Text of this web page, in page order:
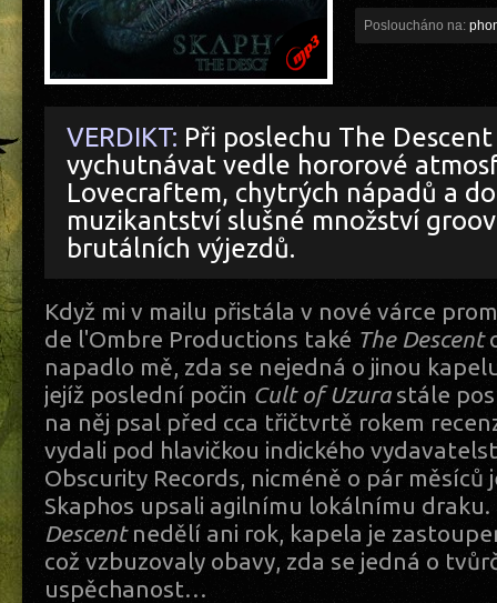
Posloucháno na:
VERDIKT: Při poslechu The
vychutnávat vedle hororové
Lovecraftem, chytrých nápadů a
muzikantství slušné množství
brutálních výjezdů.
Když mi v mailu přistála v nové várce
de l'Ombre Productions také The Descent
napadlo mě, zda se nejedná o jinou
jejíž poslední počin Cult of Uzurastále
na něj psal před cca třičtvrtě rokem
vydali pod hlavičkou indického
Obscurity Records, nicméně o pár měsíců
Skaphos upsali agilnímu lokálnímu draku.
Descentnedělí ani rok, kapela je
což vzbuzovaly obavy, zda se jedná o
uspěchanost…